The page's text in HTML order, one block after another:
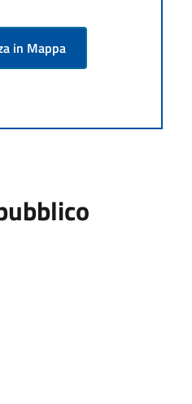
in Mappa